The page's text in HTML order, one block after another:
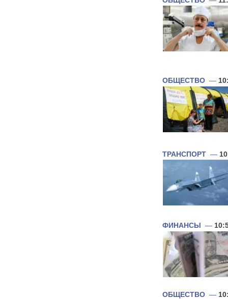
ОБЩЕСТВО —
ТРАНСПОРТ —
ФИНАНСЫ —
ОБЩЕСТВО —